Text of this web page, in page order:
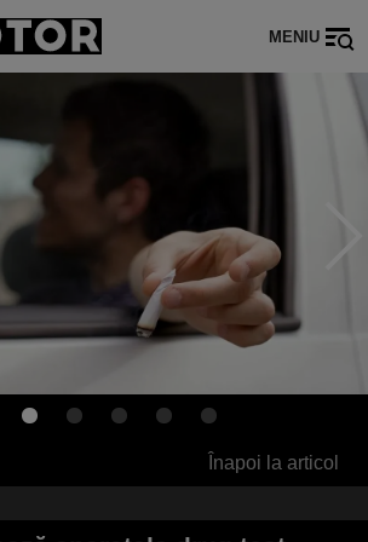
MENIU
Înapoi la articol